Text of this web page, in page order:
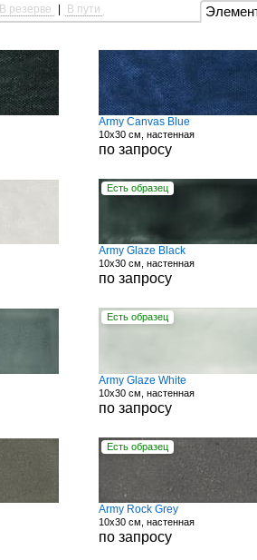
В резерве В пути
Army Canvas Blue
10x30 см, настенная
по запросу
Есть образец
Army Glaze Black
10x30 см, настенная
по запросу
Есть образец
Army Glaze White
10x30 см, настенная
по запросу
Есть образец
Army Rock Grey
10x30 см, настенная
по запросу